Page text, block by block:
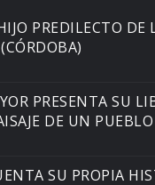
PREDILECTO DE
PRESENTA SU
DE UN
SU PROPIA